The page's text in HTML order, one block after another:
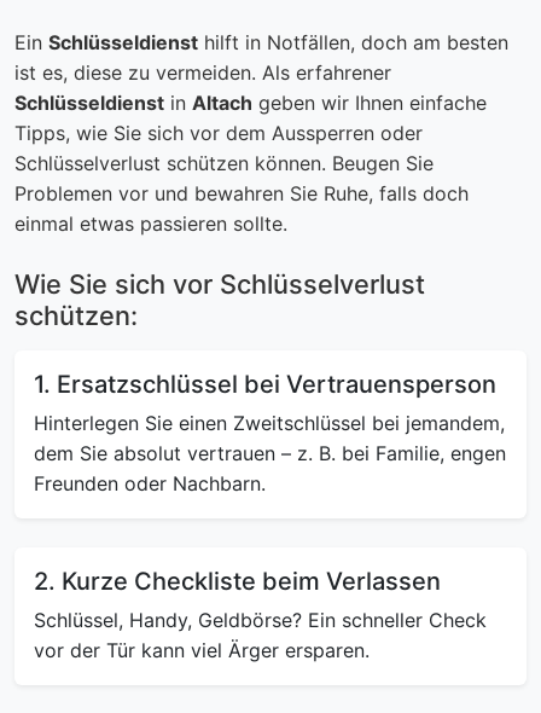
Ein Schlüsseldienst hilft in Notfällen, doch am besten
ist es, diese zu vermeiden. Als erfahrener
Schlüsseldienst in Altach geben wir Ihnen einfache
Tipps, wie Sie sich vor dem Aussperren oder
Schlüsselverlust schützen können. Beugen Sie
Problemen vor und bewahren Sie Ruhe, falls doch
einmal etwas passieren sollte.
Wie Sie sich vor Schlüsselverlust
schützen:
1. Ersatzschlüssel bei Vertrauensperson
Hinterlegen Sie einen Zweitschlüssel bei jemandem,
dem Sie absolut vertrauen – z. B. bei Familie, engen
Freunden oder Nachbarn.
2. Kurze Checkliste beim Verlassen
Schlüssel, Handy, Geldbörse? Ein schneller Check
vor der Tür kann viel Ärger ersparen.